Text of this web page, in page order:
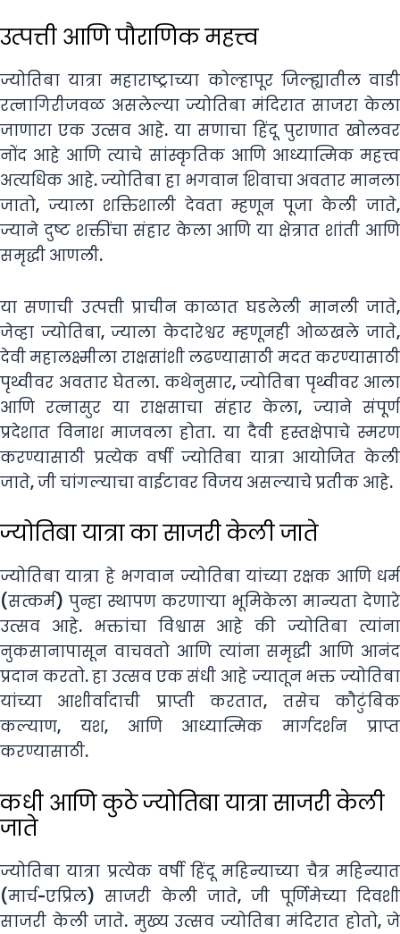
उत्पत्ती आणि पौराणिक महत्त्व
ज्योतिबा यात्रा महाराष्ट्राच्या कोल्हापूर जिल्ह्यातील वाडी
रत्नागिरीजवळ असलेल्या ज्योतिबा मंदिरात साजरा केला
जाणारा एक उत्सव आहे. या सणाचा हिंदू पुराणात खोलवर
नोंद आहे आणि त्याचे सांस्कृतिक आणि आध्यात्मिक महत्त्व
अत्यधिक आहे. ज्योतिबा हा भगवान शिवाचा अवतार मानला
जातो, ज्याला शक्तिशाली देवता म्हणून पूजा केली जाते,
ज्याने दुष्ट शक्तींचा संहार केला आणि या क्षेत्रात शांती आणि
समृद्धी आणली.
या सणाची उत्पत्ती प्राचीन काळात घडलेली मानली जाते,
जेव्हा ज्योतिबा, ज्याला केदारेश्वर म्हणूनही ओळखले जाते,
देवी महालक्ष्मीला राक्षसांशी लढण्यासाठी मदत करण्यासाठी
पृथ्वीवर अवतार घेतला. कथेनुसार, ज्योतिबा पृथ्वीवर आला
आणि रत्नासुर या राक्षसाचा संहार केला, ज्याने संपूर्ण
प्रदेशात विनाश माजवला होता. या दैवी हस्तक्षेपाचे स्मरण
करण्यासाठी प्रत्येक वर्षी ज्योतिबा यात्रा आयोजित केली
जाते, जी चांगल्याचा वाईटावर विजय असल्याचे प्रतीक आहे.
ज्योतिबा यात्रा का साजरी केली जाते
ज्योतिबा यात्रा हे भगवान ज्योतिबा यांच्या रक्षक आणि धर्म
(सत्कर्म) पुन्हा स्थापण करणाऱ्या भूमिकेला मान्यता देणारे
उत्सव आहे. भक्तांचा विश्वास आहे की ज्योतिबा त्यांना
नुकसानापासून वाचवतो आणि त्यांना समृद्धी आणि आनंद
प्रदान करतो. हा उत्सव एक संधी आहे ज्यातून भक्त ज्योतिबा
यांच्या आशीर्वादाची प्राप्ती करतात, तसेच कौटुंबिक
कल्याण, यश, आणि आध्यात्मिक मार्गदर्शन प्राप्त
करण्यासाठी.
कधी आणि कुठे ज्योतिबा यात्रा साजरी केली
जाते
ज्योतिबा यात्रा प्रत्येक वर्षी हिंदू महिन्याच्या चैत्र महिन्यात
(मार्च-एप्रिल) साजरी केली जाते, जी पूर्णिमेच्या दिवशी
साजरी केली जाते. मुख्य उत्सव ज्योतिबा मंदिरात होतो, जे